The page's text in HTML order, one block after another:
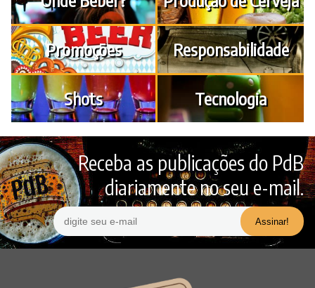
Promoções Responsabilidade
Shots Tecnologia
Receba as publicações do PdB
diariamente no seu e-mail.